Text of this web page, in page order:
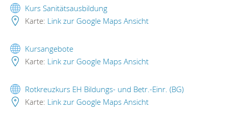
Kurs Sanitätsausbildung
Karte: Link zur Google Maps Ansicht
Kursangebote
Karte: Link zur Google Maps Ansicht
Rotkreuzkurs EH Bildungs- und Betr.-Einr. (BG)
Karte: Link zur Google Maps Ansicht